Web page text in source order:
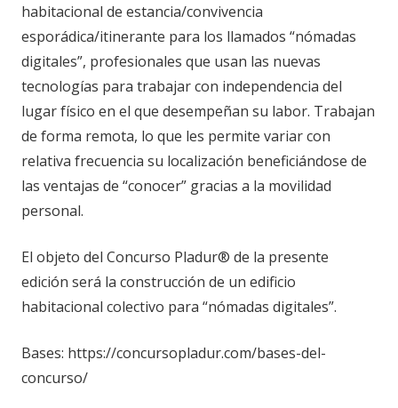
habitacional de estancia/convivencia
esporádica/itinerante para los llamados “nómadas
digitales”, profesionales que usan las nuevas
tecnologías para trabajar con independencia del
lugar físico en el que desempeñan su labor. Trabajan
de forma remota, lo que les permite variar con
relativa frecuencia su localización beneficiándose de
las ventajas de “conocer” gracias a la movilidad
personal.
El objeto del Concurso Pladur® de la presente
edición será la construcción de un edificio
habitacional colectivo para “nómadas digitales”.
Bases: https://concursopladur.com/bases-del-
concurso/